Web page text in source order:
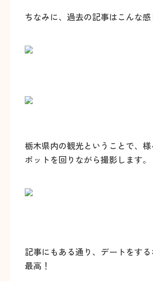
ちなみに、過去の記事はこんな感
栃木県内の観光ということで、
ポットを回りながら撮影します。
記事にもある通り、デートをす
最高！